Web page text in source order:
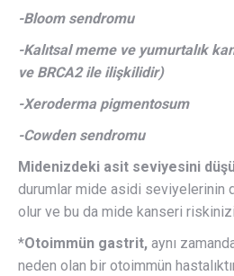
-Bloom sendromu
-Kalıtsal meme ve yumurtalık
ve BRCA2 ile ilişkilidir)
-Xeroderma pigmentosum
-Cowden sendromu
Midenizdeki asit seviyesini
durumlar mide asidi seviyelerinin
olur ve bu da mide kanseri
*Otoimmün gastrit, aynı
neden olan bir otoimmün